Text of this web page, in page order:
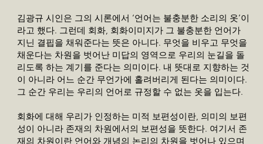
김광규 시인은 그의 시론에서 ‘언어는 불충분한 소리의 옷’이
라고 했다. 그런데 회화, 회화이미지가 그 불충분한 언어가
지닌 결핍을 채워준다는 뜻은 아니다. 무엇을 비우고 무엇을
채운다는 차원을 벗어난 미답의 영역으로 우리의 눈길을 돌
리도록 하는 계기를 준다는 의미이다. 내 뜻대로 지향하는 것
이 아니라 어느 순간 무언가에 홀려버리게 된다는 의미이다.
그 순간 우리는 우리의 언어로 규정할 수 없는 옷을 입는다.
회화에 대해 우리가 인정하는 미적 보편성이란, 의미의 보편
성이 아니라 존재의 차원에서의 보편성을 뜻한다. 여기서 존
재의 차원이란 언어와 개념의 논리의 차원을 벗어나 있으며